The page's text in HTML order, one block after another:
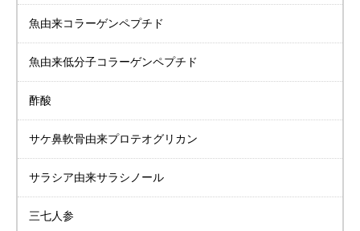
魚由来コラーゲンペプチド
魚由来低分子コラーゲンペプチド
酢酸
サケ鼻軟骨由来プロテオグリカン
サラシア由来サラシノール
三七人参